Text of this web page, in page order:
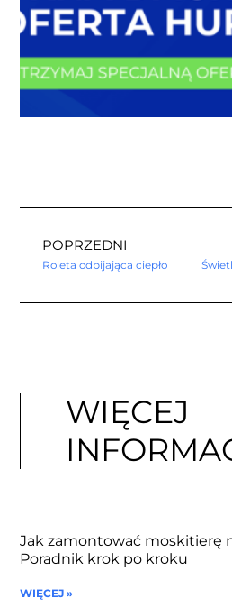
POPRZEDNI
Roleta odbijająca ciepło
WIĘCEJ
Jak zamontować moskitierę
Poradnik krok po kroku
WIĘCEJ »